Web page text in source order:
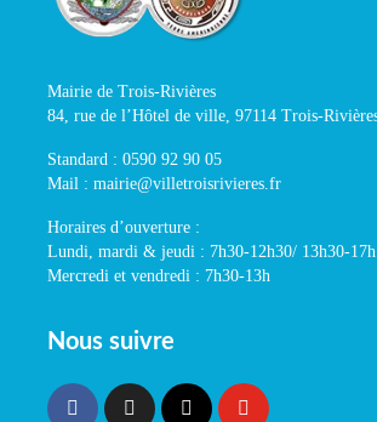
Mairie de Trois-Rivières
84, rue de l’Hôtel de ville, 97114 Trois-
Standard : 0590 92 90 05
Mail : mairie@villetroisrivieres.fr
Horaires d’ouverture :
Lundi, mardi & jeudi : 7h30-12h30/ 13h30-17h
Mercredi et vendredi : 7h30-13h
Nous suivre